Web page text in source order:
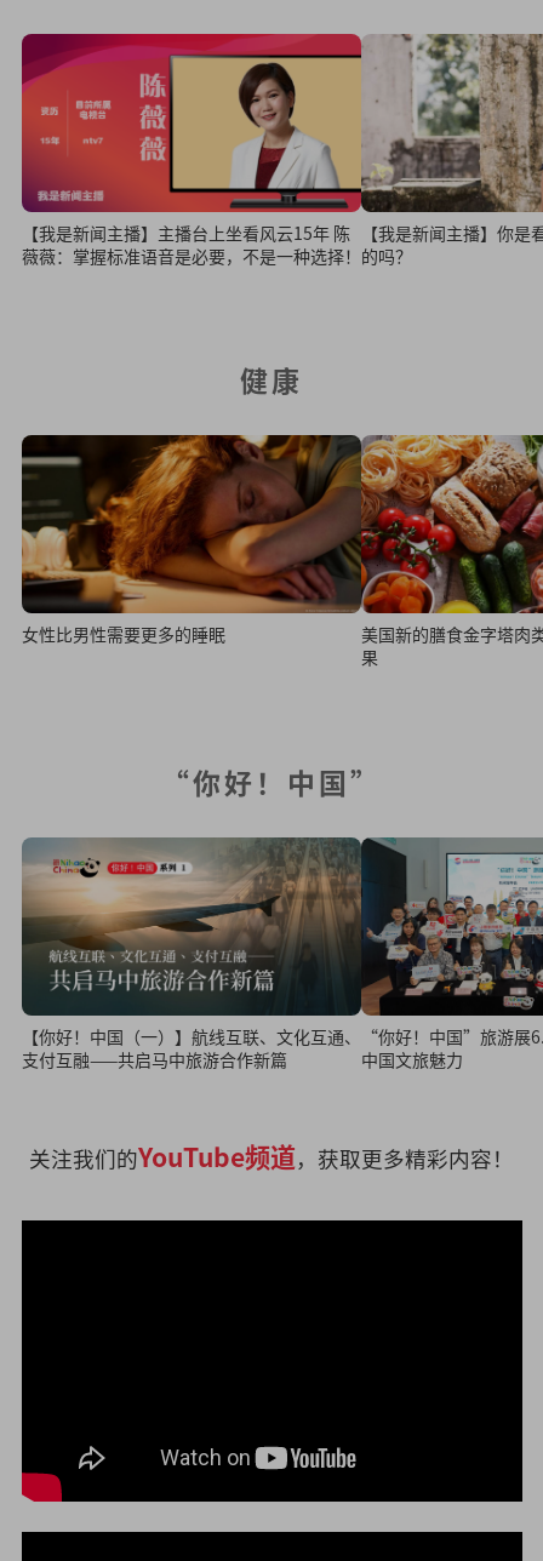
【我是新闻主播】主播台上坐看风云15年 陈
薇薇：掌握标准语音是必要，不是一种选择！
【我是新闻主播】你
的吗？
健康
女性比男性需要更多的睡眠
美国新的膳食金字塔肉
果
“你好！中国”
【你好！中国（一）】航线互联、文化互通、
支付互融——共启马中旅游合作新篇
“你好！中国”旅游展
中国文旅魅力
关注我们的YouTube频道，获取更多精彩内容！